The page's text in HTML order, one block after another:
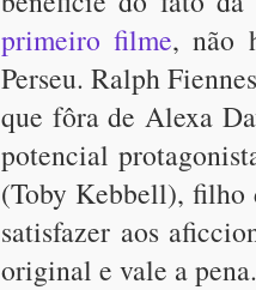
primeiro filme, não
Perseu. Ralph
que fôra de Alexa
potencial
(Toby Kebbell), filho
satisfazer aos
original e vale a pena.